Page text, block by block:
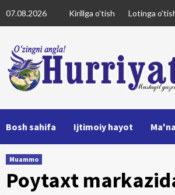
to
07.08.2026 Kirillga o'tish Lotinga
Bosh sahifa Ijtimoiy hayot
Muammo
Poytaxt